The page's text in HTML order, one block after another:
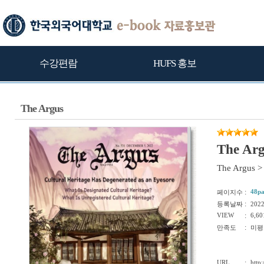
수강편람 HUFS 홍보
The Argus
The
The Argus >
페이지수 :
등록날짜 :
VIEW
:
만족도
: 미
URL